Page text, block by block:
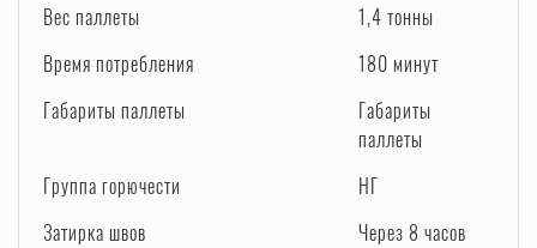
Вес паллеты
1,4 тонны
Время потребления
180 минут
Габариты паллеты
Габариты
паллеты
Группа горючести
НГ
Затирка швов
Через 8 часов